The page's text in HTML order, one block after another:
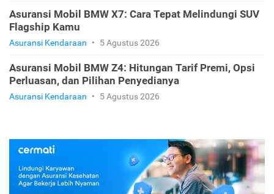
Asuransi Mobil BMW X7: Cara Tepat Melindungi SUV
Flagship Kamu
Asuransi Kendaraan • 5 Agustus 2026
Asuransi Mobil BMW Z4: Hitungan Tarif Premi, Opsi
Perluasan, dan Pilihan Penyedianya
Asuransi Kendaraan • 5 Agustus 2026